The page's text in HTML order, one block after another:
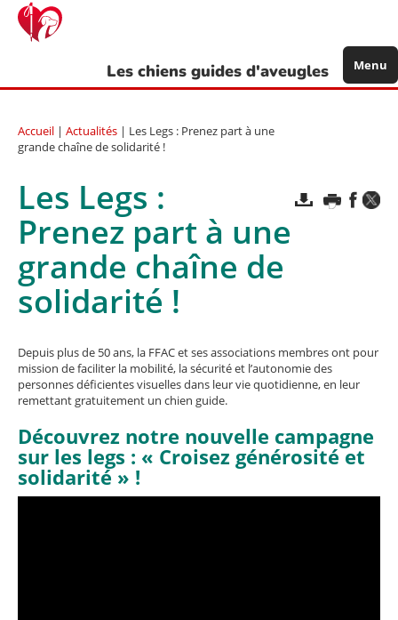
Aller
contenu
Les chiens guides d'aveugles Menu
Accueil | Actualités | Les Legs : Prenez part à une
grande chaîne de solidarité !
Les Legs :
Prenez part à une
grande chaîne de
solidarité !
Depuis plus de 50 ans, la FFAC et ses associations membres ont pour
mission de faciliter la mobilité, la sécurité et l’autonomie des
personnes déficientes visuelles dans leur vie quotidienne, en leur
remettant gratuitement un chien guide.
Découvrez notre nouvelle campagne
sur les legs : « Croisez générosité et
solidarité » !